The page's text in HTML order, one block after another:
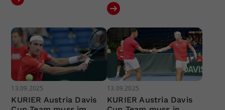
13.09.2025
KURIER Austria Davis
13.09.2025
KURIER Austria Davis